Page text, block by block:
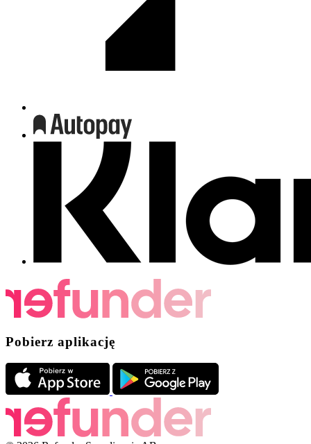
Pobierz aplikację